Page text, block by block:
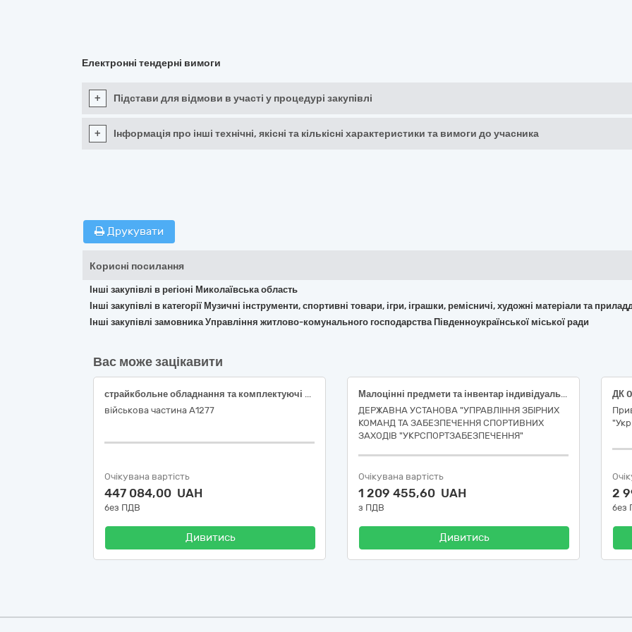
Електронні тендерні вимоги
+ Підстави для відмови в участі у процедурі закупівлі
+ Інформація про інші технічні, якісні та кількісні характеристики та вимоги до учасника
Друкувати
Корисні посилання
Інші закупівлі в регіоні Миколаївська область
Інші закупівлі в категорії Музичні інструменти, спортивні товари, ігри, іграшки, ремісничі, художні матеріали та
Інші закупівлі замовника Управління житлово-комунального господарства Південноукраїнської міської ради
Вас може зацікавити
страйкбольне обладнання та комплектуючі на взвод (страйкбольна зброя), код ДК 021:2015 – 37410000-5 “Інвентар для спортивних ігор на відкритому повітрі”
військова частина А1277
Очікувана вартість
447 084,00 UAH
без ПДВ
Дивитись
Малоцінні предмети та інвентар індивідуального користування для забезпечення підготовки та участі національної збірної команди України з веслування академічного в міжнародних змаганнях (ДК 021:2015: 37410000-5 – Інвентар для спортивних ігор на відкритому повітрі)(наказ 2004)
ДЕРЖАВНА УСТАНОВА "УПРАВЛІННЯ ЗБІРНИХ
КОМАНД ТА ЗАБЕЗПЕЧЕННЯ СПОРТИВНИХ
ЗАХОДІВ "УКРСПОРТЗАБЕЗПЕЧЕННЯ"
Очікувана вартість
1 209 455,60 UAH
з ПДВ
Дивитись
2
без